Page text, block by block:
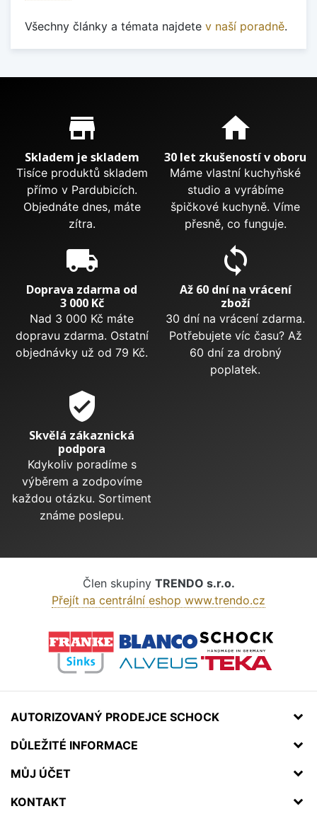
Všechny články a témata najdete v naší poradně.
Proč nakupovat u nás?
store_mall_directory
Skladem je skladem
Tisíce produktů skladem
přímo v Pardubicích.
Objednáte dnes, máte
zítra.
home
30 let zkušeností v oboru
Máme vlastní kuchyňské
studio a vyrábíme
špičkové kuchyně. Víme
přesně, co funguje.
local_shipping
Doprava zdarma od
3 000 Kč
Nad 3 000 Kč máte
dopravu zdarma. Ostatní
objednávky už od 79 Kč.
sync
Až 60 dní na vrácení
zboží
30 dní na vrácení zdarma.
Potřebujete víc času? Až
60 dní za drobný
poplatek.
verified_user
Skvělá zákaznická
podpora
Kdykoliv poradíme s
výběrem a zodpovíme
každou otázku. Sortiment
známe poslepu.
Člen skupiny TRENDO s.r.o.
Přejít na centrální eshop www.trendo.cz
AUTORIZOVANÝ PRODEJCE SCHOCK
DŮLEŽITÉ INFORMACE
MŮJ ÚČET
KONTAKT